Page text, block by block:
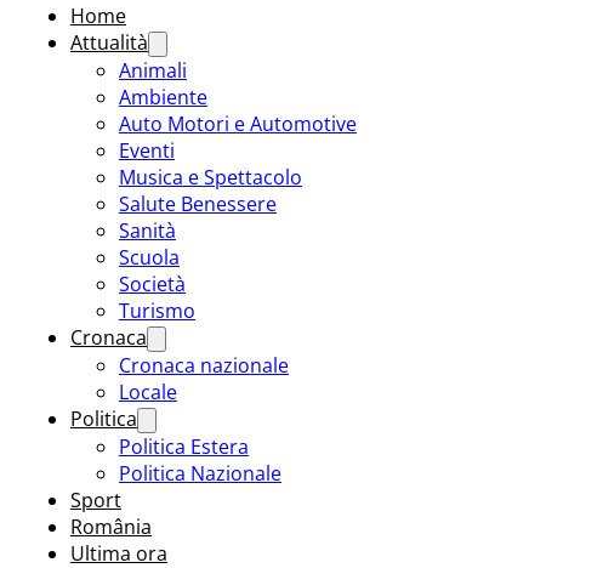
Home
Attualità
Animali
Ambiente
Auto Motori e Automotive
Eventi
Musica e Spettacolo
Salute Benessere
Sanità
Scuola
Società
Turismo
Cronaca
Cronaca nazionale
Locale
Politica
Politica Estera
Politica Nazionale
Sport
România
Ultima ora